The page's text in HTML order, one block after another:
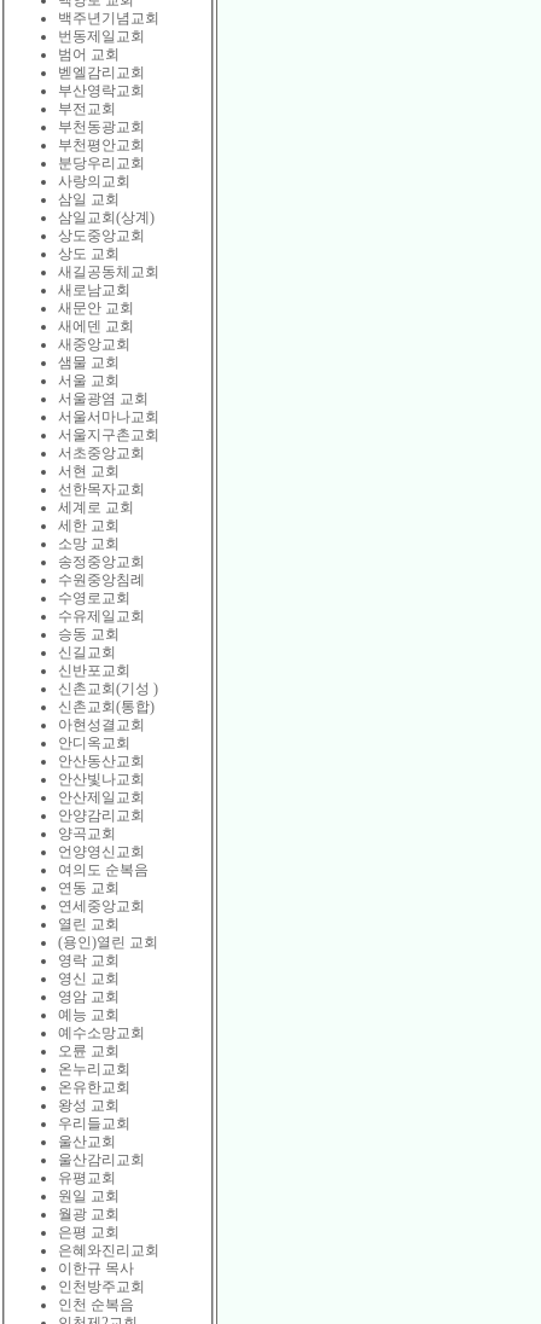
백주년기념교회
번동제일교회
범어 교회
벧엘감리교회
부산영락교회
부전교회
부천동광교회
부천평안교회
분당우리교회
사랑의교회
삼일 교회
삼일교회(상계)
상도중앙교회
상도 교회
새길공동체교회
새로남교회
새문안 교회
새에덴 교회
새중앙교회
샘물 교회
서울 교회
서울광염 교회
서울서마나교회
서울지구촌교회
서초중앙교회
서현 교회
선한목자교회
세계로 교회
세한 교회
소망 교회
송정중앙교회
수원중앙침례
수영로교회
수유제일교회
승동 교회
신길교회
신반포교회
신촌교회(기성 )
신촌교회(통합)
아현성결교회
안디옥교회
안산동산교회
안산빛나교회
안산제일교회
안양감리교회
양곡교회
언양영신교회
여의도 순복음
연동 교회
연세중앙교회
열린 교회
(용인)열린 교회
영락 교회
영신 교회
영암 교회
예능 교회
예수소망교회
오륜 교회
온누리교회
온유한교회
왕성 교회
우리들교회
울산교회
울산감리교회
유평교회
원일 교회
월광 교회
은평 교회
은혜와진리교회
이한규 목사
인천방주교회
인천 순복음